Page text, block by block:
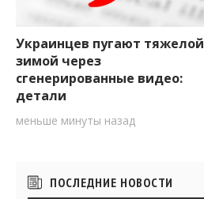
Украинцев пугают тяжелой
зимой через
сгенерированные видео:
детали
меньше минуты назад
Боковые
ПОСЛЕДНИЕ НОВОСТИ